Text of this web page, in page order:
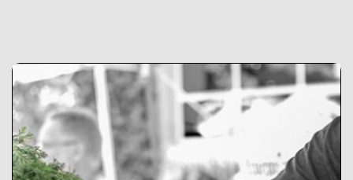
Outil d’aide à la
décision